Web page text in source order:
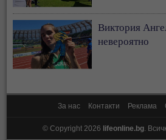
Виктория
невероятно
За нас Контакти Реклама
© Copyright 2026 lifeonline.bg.